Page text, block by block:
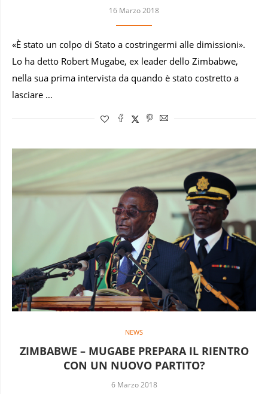
16 Marzo 2018
«È stato un colpo di Stato a costringermi alle dimissioni».
Lo ha detto Robert Mugabe, ex leader dello Zimbabwe,
nella sua prima intervista da quando è stato costretto a
lasciare …
NEWS
ZIMBABWE – MUGABE PREPARA IL RIENTRO
CON UN NUOVO PARTITO?
6 Marzo 2018